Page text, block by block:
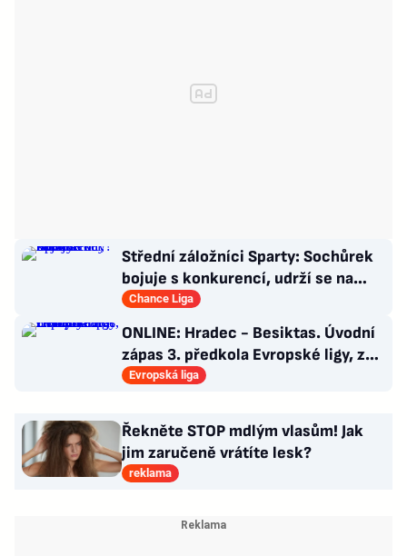
Střední záložníci Sparty: Sochůrek
bojuje s konkurencí, udrží se na
Letné Hollý?
Chance Liga
ONLINE: Hradec - Besiktas. Úvodní
zápas 3. předkola Evropské ligy, za
hosty hraje Černý
Evropská liga
Řekněte STOP mdlým vlasům! Jak
jim zaručeně vrátíte lesk?
reklama